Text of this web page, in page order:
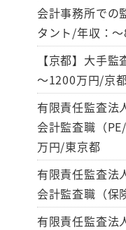
会計事務所での
タント/年収：
【京都】大手
～1200万円/京
有限責任監査法
会計監査職（
万円/東京都
有限責任監査法
会計監査職（保
有限責任監査法